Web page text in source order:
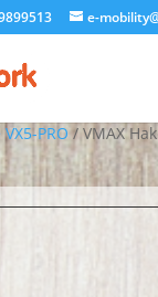
e-
PRO / VMAX